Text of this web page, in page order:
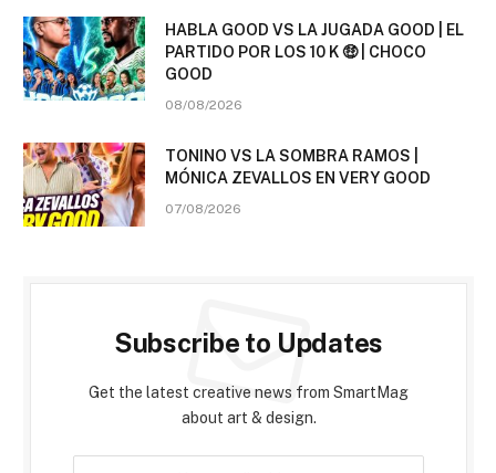
HABLA GOOD VS LA JUGADA GOOD | EL
PARTIDO POR LOS 10 K 🤑 | CHOCO
GOOD
08/08/2026
TONINO VS LA SOMBRA RAMOS |
MÓNICA ZEVALLOS EN VERY GOOD
07/08/2026
Subscribe to Updates
Get the latest creative news from SmartMag
about art & design.